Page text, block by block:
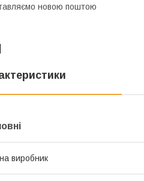
новою поштою
виробник